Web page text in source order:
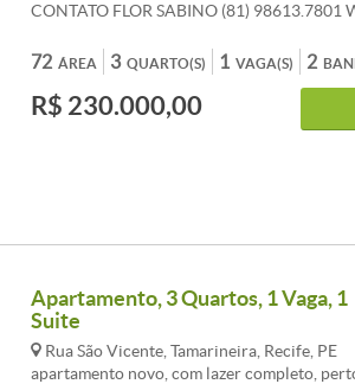
CONTATO FLOR SABINO (81) 98613.7801
ÁREA
72 QUARTO(S)
3 VAGA(S)
1 2
R$ 230.000,00
Apartamento, 3 Quartos, 1 Vaga, 1
Suite
Rua São Vicente, Tamarineira, Recife, PE
apartamento novo, com lazer completo,